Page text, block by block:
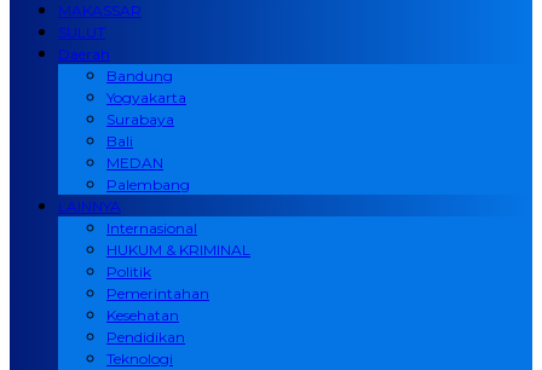
MAKASSAR
SULUT
Daerah
Bandung
Yogyakarta
Surabaya
Bali
MEDAN
Palembang
LAINNYA
Internasional
HUKUM & KRIMINAL
Politik
Pemerintahan
Kesehatan
Pendidikan
Teknologi